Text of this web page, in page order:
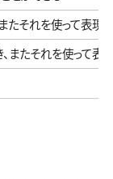
またそれを使って表現
またそれを使って表